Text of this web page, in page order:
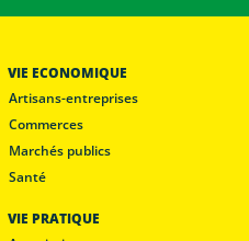
VIE ECONOMIQUE
Artisans-entreprises
Commerces
Marchés publics
Santé
VIE PRATIQUE